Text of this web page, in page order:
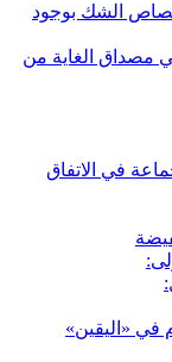
الشك بوجود
الغاية من
في الاتفاق
«اليقين»